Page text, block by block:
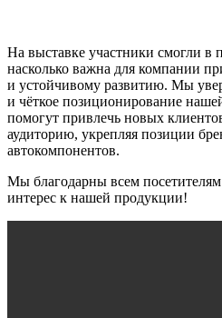
На выставке участники смогли в
насколько важна для компании
и устойчивому развитию. Мы
и чёткое позиционирование
помогут привлечь новых
аудиторию, укрепляя позиции
автокомпонентов.
Мы благодарны всем
интерес к нашей продукции!